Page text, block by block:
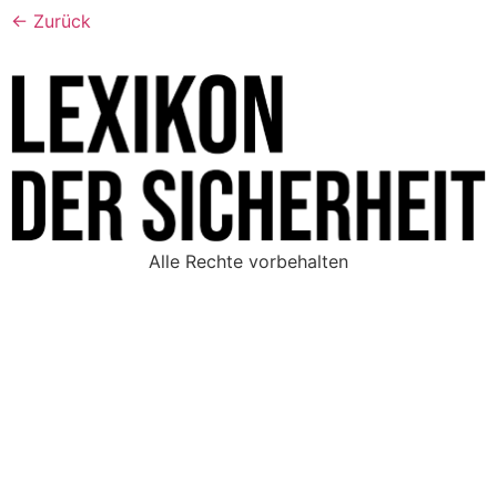
← Zurück
Alle Rechte vorbehalten